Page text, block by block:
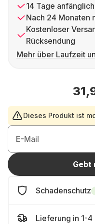
14 Tage
Nach 24 Monaten
Kostenloser
Rücksendung
Mehr über Laufzeit
Dieses Produkt ist
E-Mail
Gebt
Schadenschutz
Lieferung in 1-4